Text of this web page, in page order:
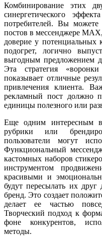
Комбинирование этих
синергетического
потребителей. Вы можете
постов в мессенджере
доверие у потенциальных
подогрет, логично
выгодным предложением
Эта стратегия
показывает отличные
привлечения клиента.
рекламный пост должно
единицы полезного или
Еще одним интересным
рубрики или
пользователи могут
Функциональный
кастомных наборов
инструментом
красивыми и
будут пересылать их друг
бренд. Это создает
делает ее частью
Творческий подход к
фоне конкурентов,
методы.